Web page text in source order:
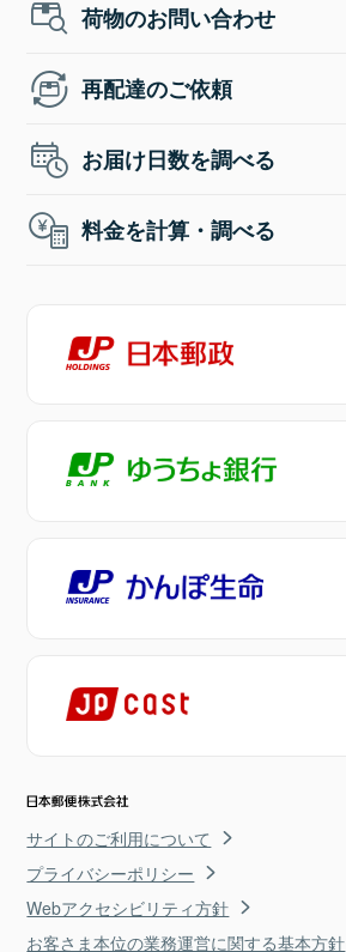
荷物のお問い合わせ
再配達のご依頼
お届け日数を調べる
料金を計算・調べる
サイトのご利用について
プライバシーポリシー
Webアクセシビリティ方針
お客さま本位の業務運営に関する基本方針